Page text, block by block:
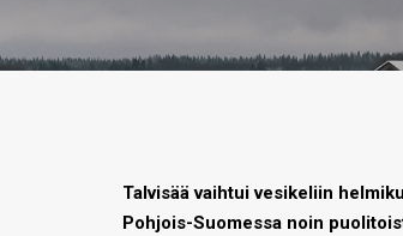
Talvisää vaihtui vesikeliin
Pohjois-Suomessa noin